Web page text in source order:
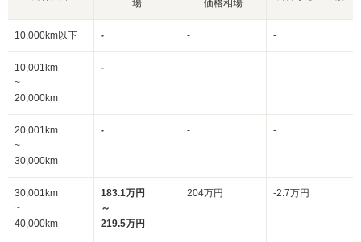
場
価格相場
10,000km以下 - - -
10,001km
~
20,000km
- - -
20,001km
~
30,000km
- - -
30,001km
~
40,000km
183.1万円
～
219.5万円
204万円 -2.7万円